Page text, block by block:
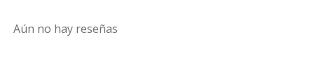
Aún no hay reseñas